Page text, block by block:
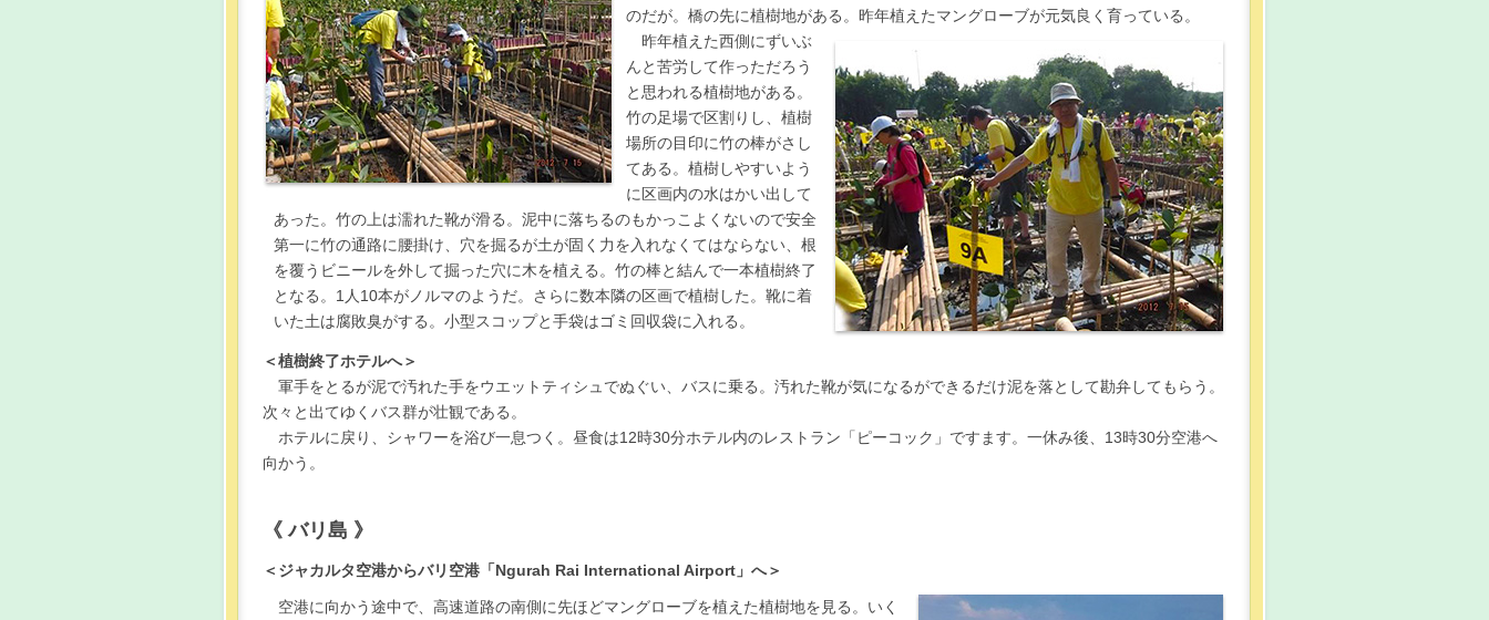
のだが。橋の先に植樹地がある。昨年植えたマングローブが元気良く育っている。
昨年植えた西側にずいぶ
んと苦労して作っただろう
と思われる植樹地がある。
竹の足場で区割りし、植樹
場所の目印に竹の棒がさし
てある。植樹しやすいよう
に区画内の水はかい出して
あった。竹の上は濡れた靴が滑る。泥中に落ちるのもかっこよくないので安全
第一に竹の通路に腰掛け、穴を掘るが土が固く力を入れなくてはならない、根
を覆うビニールを外して掘った穴に木を植える。竹の棒と結んで一本植樹終了
となる。1人10本がノルマのようだ。さらに数本隣の区画で植樹した。靴に着
いた土は腐敗臭がする。小型スコップと手袋はゴミ回収袋に入れる。
＜植樹終了ホテルへ＞
軍手をとるが泥で汚れた手をウエットティシュでぬぐい、バスに乗る。汚れた靴が気になるができるだけ泥を落として勘弁してもらう。
次々と出てゆくバス群が壮観である。
ホテルに戻り、シャワーを浴び一息つく。昼食は12時30分ホテル内のレストラン「ピーコック」ですます。一休み後、13時30分空港へ
向かう。
《 バリ島 》
＜ジャカルタ空港からバリ空港「Ngurah Rai International Airport」へ＞
空港に向かう途中で、高速道路の南側に先ほどマングローブを植えた植樹地を見る。いく